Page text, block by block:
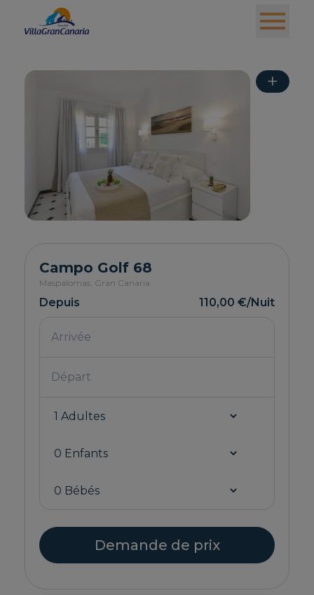
+
Campo Golf 68
Maspalomas, Gran Canaria
Depuis 110,00 €/Nuit
Demande de prix